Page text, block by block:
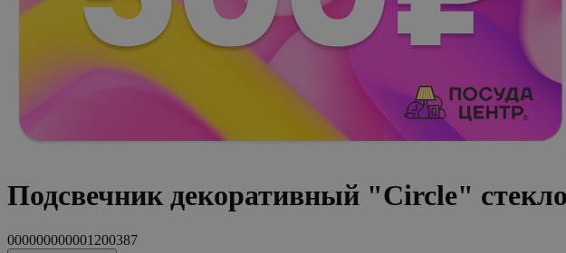
Подсвечник декоративный "Сircle"
000000000001200387